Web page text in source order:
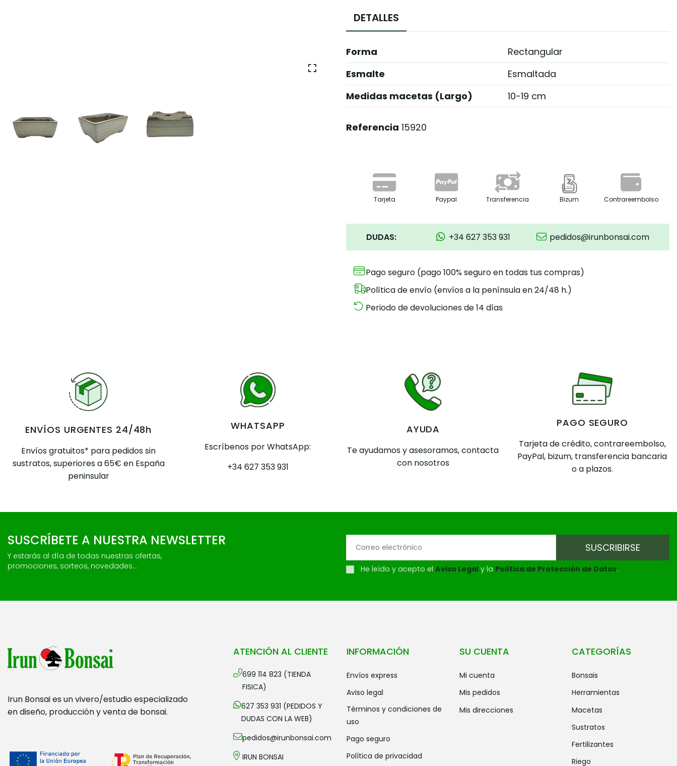
DETALLES
Forma
Rectangular
Esmalte
Esmaltada
Medidas macetas (Largo)
10-19 cm
Referencia 15920
Tarjeta Paypal Transferencia Bizum Contrareembolso
DUDAS: +34 627 353 931 pedidos@irunbonsai.com
Pago seguro (pago 100% seguro en todas tus compras)
Política de envío (envíos a la península en 24/48 h.)
Periodo de devoluciones de 14 días
ENVÍOS URGENTES 24/48h
Envíos gratuitos* para pedidos sin
sustratos, superiores a 65€ en España
peninsular
WHATSAPP
Escríbenos por WhatsApp:
+34 627 353 931
AYUDA
Te ayudamos y asesoramos, contacta
con nosotros
PAGO SEGURO
Tarjeta de crédito, contrareembolso,
PayPal, bizum, transferencia bancaria
o a plazos.
SUSCRÍBETE A NUESTRA NEWSLETTER
Y estarás al día de todas nuestras ofertas,
promociones, sorteos, novedades...
He leído y acepto el Aviso Legal y la Política de Protección de Datos.
Irun Bonsai es un vivero/estudio especializado
en diseño, producción y venta de bonsai.
ATENCIÓN AL CLIENTE
699 114 823 (TIENDA
FISICA)
627 353 931 (PEDIDOS Y
DUDAS CON LA WEB)
pedidos@irunbonsai.com
IRUN BONSAI
INFORMACIÓN
envíos express
aviso legal
términos y condiciones de
uso
pago seguro
política de privacidad
SU CUENTA
mi cuenta
mis pedidos
mis direcciones
CATEGORÍAS
bonsais
herramientas
macetas
sustratos
fertilizantes
riego